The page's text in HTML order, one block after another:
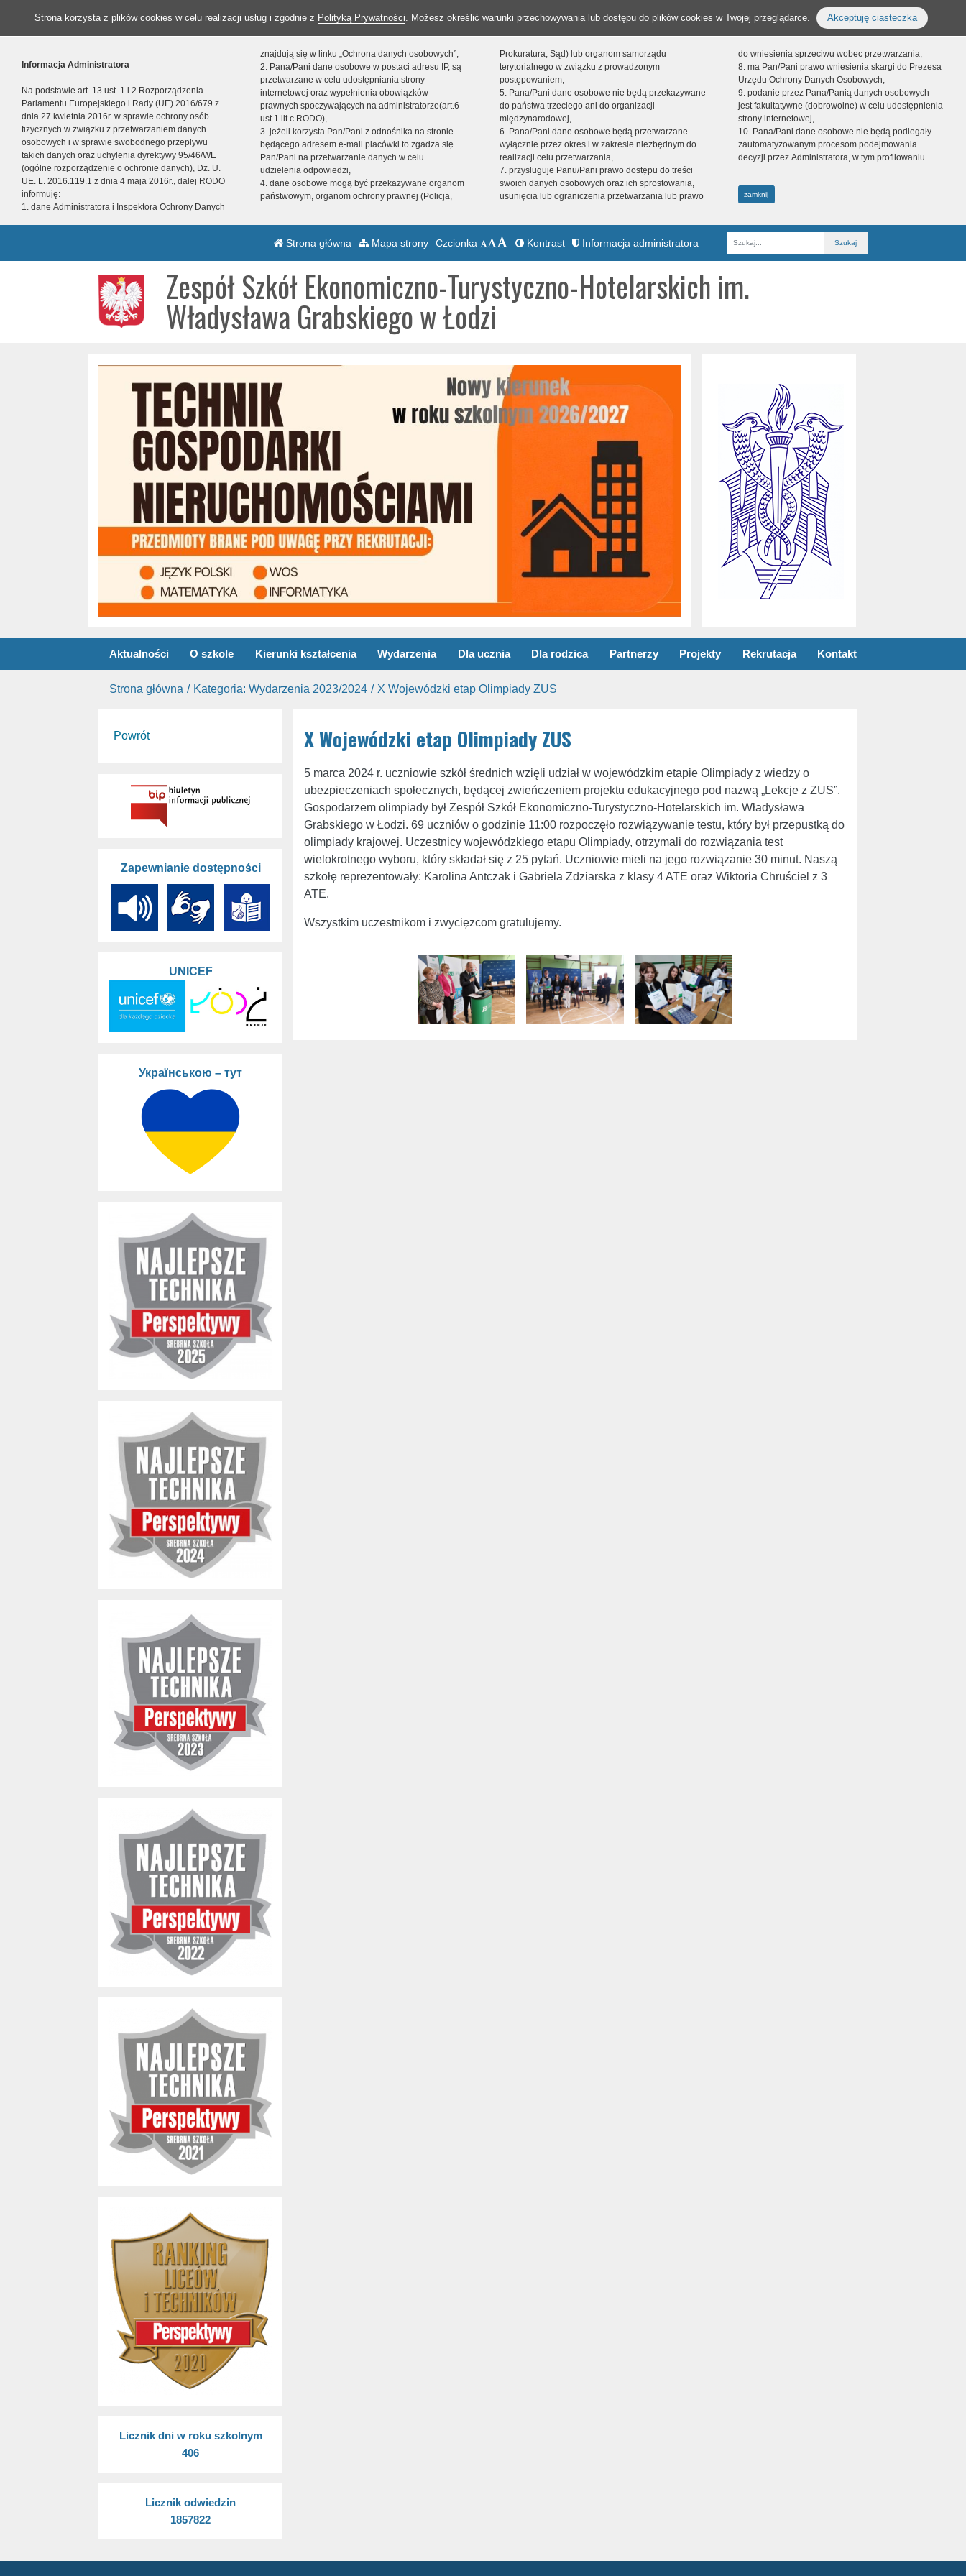
Strona korzysta z plików cookies w celu realizacji usług i zgodnie z Polityką Prywatności. Możesz określić warunki przechowywania lub dostępu do plików cookies w Twojej przeglądarce. Akceptuję ciasteczka
Informacja Administratora
Na podstawie art. 13 ust. 1 i 2 Rozporządzenia
Parlamentu Europejskiego i Rady (UE) 2016/679 z
dnia 27 kwietnia 2016r. w sprawie ochrony osób
fizycznych w związku z przetwarzaniem danych
osobowych i w sprawie swobodnego przepływu
takich danych oraz uchylenia dyrektywy 95/46/WE
(ogólne rozporządzenie o ochronie danych), Dz. U.
UE. L. 2016.119.1 z dnia 4 maja 2016r., dalej RODO
informuję:
1. dane Administratora i Inspektora Ochrony Danych
znajdują się w linku „Ochrona danych osobowych”,
2. Pana/Pani dane osobowe w postaci adresu IP, są
przetwarzane w celu udostępniania strony
internetowej oraz wypełnienia obowiązków
prawnych spoczywających na administratorze(art.6
ust.1 lit.c RODO),
3. jeżeli korzysta Pan/Pani z odnośnika na stronie
będącego adresem e-mail placówki to zgadza się
Pan/Pani na przetwarzanie danych w celu
udzielenia odpowiedzi,
4. dane osobowe mogą być przekazywane organom
państwowym, organom ochrony prawnej (Policja,
Prokuratura, Sąd) lub organom samorządu
terytorialnego w związku z prowadzonym
postępowaniem,
5. Pana/Pani dane osobowe nie będą przekazywane
do państwa trzeciego ani do organizacji
międzynarodowej,
6. Pana/Pani dane osobowe będą przetwarzane
wyłącznie przez okres i w zakresie niezbędnym do
realizacji celu przetwarzania,
7. przysługuje Panu/Pani prawo dostępu do treści
swoich danych osobowych oraz ich sprostowania,
usunięcia lub ograniczenia przetwarzania lub prawo
do wniesienia sprzeciwu wobec przetwarzania,
8. ma Pan/Pani prawo wniesienia skargi do Prezesa
Urzędu Ochrony Danych Osobowych,
9. podanie przez Pana/Panią danych osobowych
jest fakultatywne (dobrowolne) w celu udostępnienia
strony internetowej,
10. Pana/Pani dane osobowe nie będą podlegały
zautomatyzowanym procesom podejmowania
decyzji przez Administratora, w tym profilowaniu.
zamknij
Strona główna Mapa strony Czcionka Kontrast Informacja administratora
Fraza
Zespół Szkół Ekonomiczno-Turystyczno-Hotelarskich im.
Władysława Grabskiego w Łodzi
Aktualności O szkole Kierunki kształcenia Wydarzenia Dla ucznia Dla rodzica Partnerzy Projekty Rekrutacja Kontakt
Strona główna Kategoria: Wydarzenia 2023/2024 X Wojewódzki etap Olimpiady ZUS
X Wojewódzki etap Olimpiady ZUS
5 marca 2024 r. uczniowie szkół średnich wzięli udział w wojewódzkim etapie Olimpiady z wiedzy o
ubezpieczeniach społecznych, będącej zwieńczeniem projektu edukacyjnego pod nazwą „Lekcje z ZUS”.
Gospodarzem olimpiady był Zespół Szkół Ekonomiczno-Turystyczno-Hotelarskich im. Władysława
Grabskiego w Łodzi. 69 uczniów o godzinie 11:00 rozpoczęło rozwiązywanie testu, który był przepustką do
olimpiady krajowej. Uczestnicy wojewódzkiego etapu Olimpiady, otrzymali do rozwiązania test
wielokrotnego wyboru, który składał się z 25 pytań. Uczniowie mieli na jego rozwiązanie 30 minut. Naszą
szkołę reprezentowały: Karolina Antczak i Gabriela Zdziarska z klasy 4 ATE oraz Wiktoria Chruściel z 3
ATE.
Wszystkim uczestnikom i zwycięzcom gratulujemy.
Powrót
Zapewnianie dostępności
UNICEF
Українською – тут
Licznik dni w roku szkolnym
406
Licznik odwiedzin
1857822